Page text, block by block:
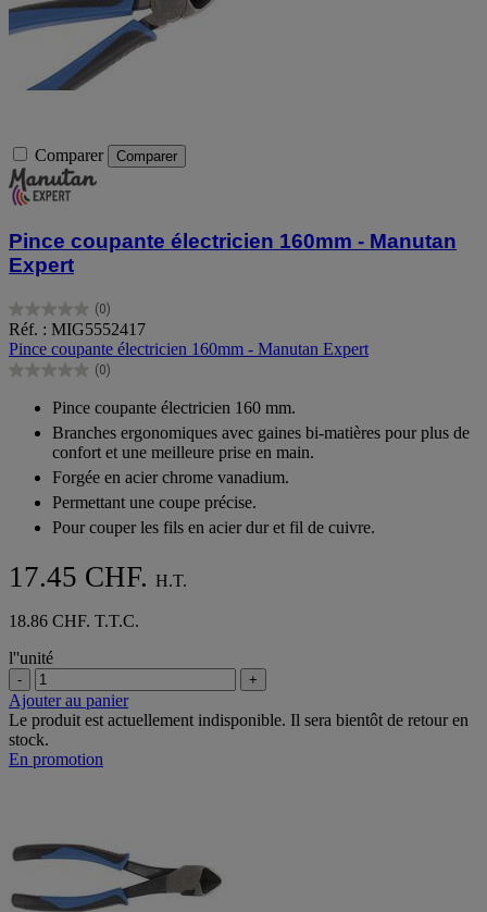
Comparer Comparer
Pince coupante électricien 160mm - Manutan
Expert
(0)
0.0
sur
5
étoiles.
Réf. : MIG5552417
Pince coupante électricien 160mm - Manutan Expert
(0)
0.0
étoiles.
Pince coupante électricien 160 mm.
Branches ergonomiques avec gaines bi-matières pour plus de
confort et une meilleure prise en main.
Forgée en acier chrome vanadium.
Permettant une coupe précise.
Pour couper les fils en acier dur et fil de cuivre.
17.45 CHF. H.T.
18.86 CHF. T.T.C.
l''unité
- +
Ajouter au panier
Le produit est actuellement indisponible. Il sera bientôt de retour en
stock.
En promotion